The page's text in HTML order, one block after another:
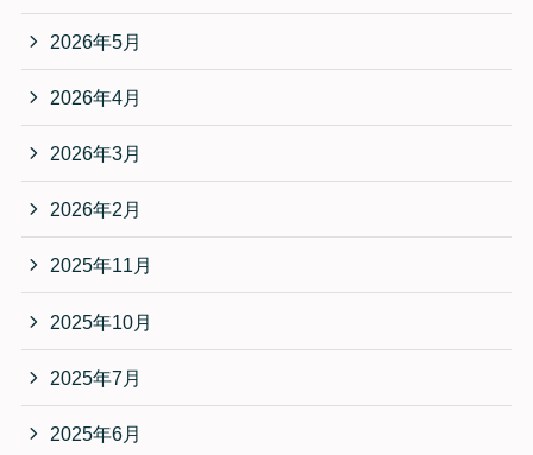
2026年5月
2026年4月
2026年3月
2026年2月
2025年11月
2025年10月
2025年7月
2025年6月